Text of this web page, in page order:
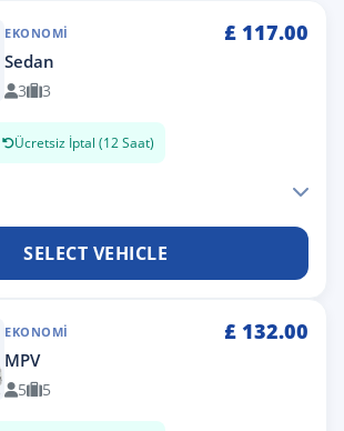
EKONOMI £ 117.00
Sedan
3 3
Ücretsiz İptal (12 Saat)
SELECT VEHICLE
EKONOMI £ 132.00
MPV
5 5